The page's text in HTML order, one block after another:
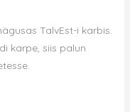
TalvEst-i karbis.
karpe, siis palun